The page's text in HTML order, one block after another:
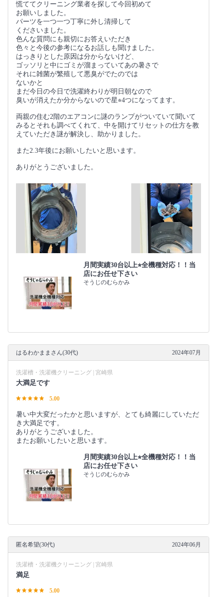
慌ててクリーニング業者を探して今回初めて
お願いしました。
パーツを一つ一つ丁寧に外し清掃して
くださいました。
色んな質問にも親切にお答えいただき
色々と今後の参考になるお話しも聞けました。
はっきりとした原因は分からないけど、
ゴッソリと中にゴミが溜まっていてあの暑さで
それに雑菌が繁殖して悪臭がでたのでは
ないかと
まだ今日の今日で洗濯終わりが明日朝なので
臭いが消えたか分からないので星⭐︎4つになってます。
両親の住む2階のエアコンに謎のランプがついていて聞いて
みるとそれも調べてくれて、中を開けてリセットの仕方を教
えていただき謎が解決し、助かりました。
また2.3年後にお願いしたいと思います。
ありがとうございました。
月間実績30台以上⭐︎全機種対応！！当
店にお任せ下さい
そうじのむらかみ
はるわかままさん(30代) 2024年07月
洗濯槽・洗濯機クリーニング | 宮崎県
大満足です
5.00
暑い中大変だったかと思いますが、とても綺麗にしていただ
き大満足です。
ありがとうございました。
またお願いしたいと思います。
月間実績30台以上⭐︎全機種対応！！当
店にお任せ下さい
そうじのむらかみ
匿名希望(30代) 2024年06月
洗濯槽・洗濯機クリーニング | 宮崎県
満足
5.00